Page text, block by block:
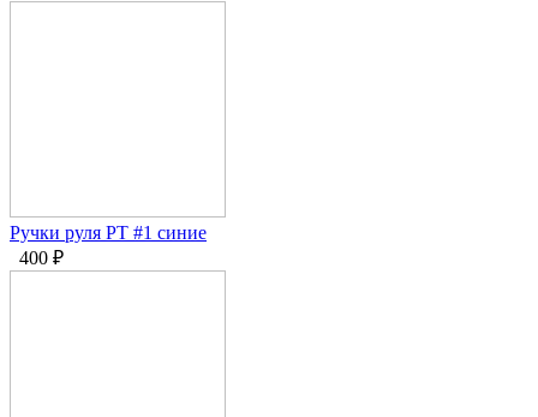
Ручки руля PT #1 синие
400 ₽